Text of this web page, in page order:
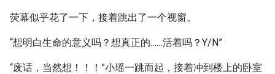
荧幕似乎花了一下，接着跳出了一个视窗。
“想明白生命的意义吗？想真正的……活着吗？Y/N”
“废话，当然想！！！”小瑶一跳而起，接着冲到楼上的卧室